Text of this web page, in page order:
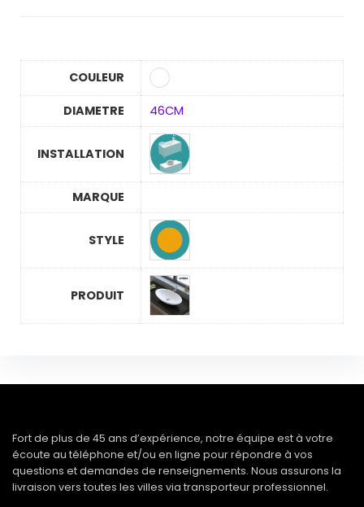
COULEUR
DIAMETRE 46CM
INSTALLATION
MARQUE
STYLE
PRODUIT
Fort de plus de 45 ans d’expérience, notre équipe est à votre
écoute au téléphone et/ou en ligne pour répondre à vos
questions et demandes de renseignements. Nous assurons la
livraison vers toutes les villes via transporteur professionnel.